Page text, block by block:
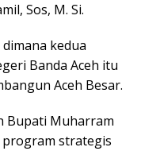
Sos, M. Si.
kedua
Banda Aceh itu
Aceh Besar.
Bupati Muharram
program strategis